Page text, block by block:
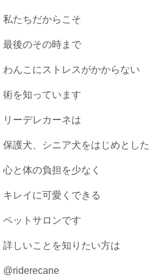
私たちだからこそ
最後のその時まで
わんこにストレスがかからない
術を知っています
リーデレカーネは
保護犬、シニア犬をはじめとした
心と体の負担を少なく
キレイに可愛くできる
ペットサロンです
詳しいことを知りたい方は
@riderecane